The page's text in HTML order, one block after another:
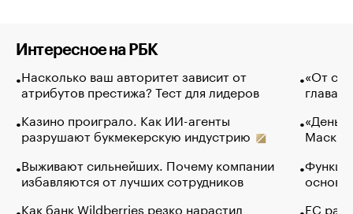
Интересное на РБК
Насколько ваш авторитет зависит от
атрибутов престижа? Тест для лидеров
Казино проиграло. Как ИИ-агенты
разрушают букмекерскую индустрию
Выживают сильнейших. Почему компании
избавляются от лучших сотрудников
Как банк Wildberries резко нарастил
«От
глава
Маск в
основ
ЕС